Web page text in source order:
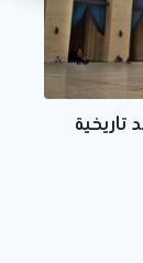
القاهرة، 5 مساجد تاريخية